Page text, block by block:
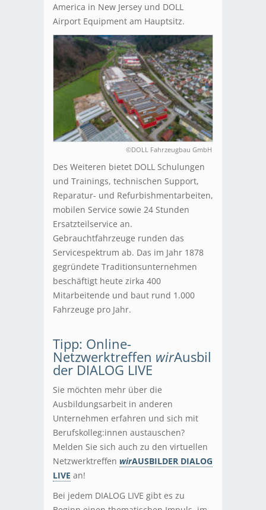
America in New Jersey und DOLL
Airport Equipment am Hauptsitz.
©DOLL Fahrzeugbau GmbH
Des Weiteren bietet DOLL Schulungen
und Trainings, technischen Support,
Reparatur- und Refurbishmentarbeiten,
mobilen Service sowie 24 Stunden
Ersatzteilservice an.
Gebrauchtfahrzeuge runden das
Servicespektrum ab. Das im Jahr 1878
gegründete Traditionsunternehmen
beschäftigt heute zirka 400
Mitarbeitende und baut rund 1.000
Fahrzeuge pro Jahr.
Tipp: Online-
Netzwerktreffen wirAusbil
der DIALOG LIVE
Sie möchten mehr über die
Ausbildungsarbeit in anderen
Unternehmen erfahren und sich mit
Berufskolleg:innen austauschen?
Melden Sie sich auch zu den virtuellen
Netzwerktreffen wirAUSBILDER DIALOG
LIVE an!
Bei jedem DIALOG LIVE gibt es zu